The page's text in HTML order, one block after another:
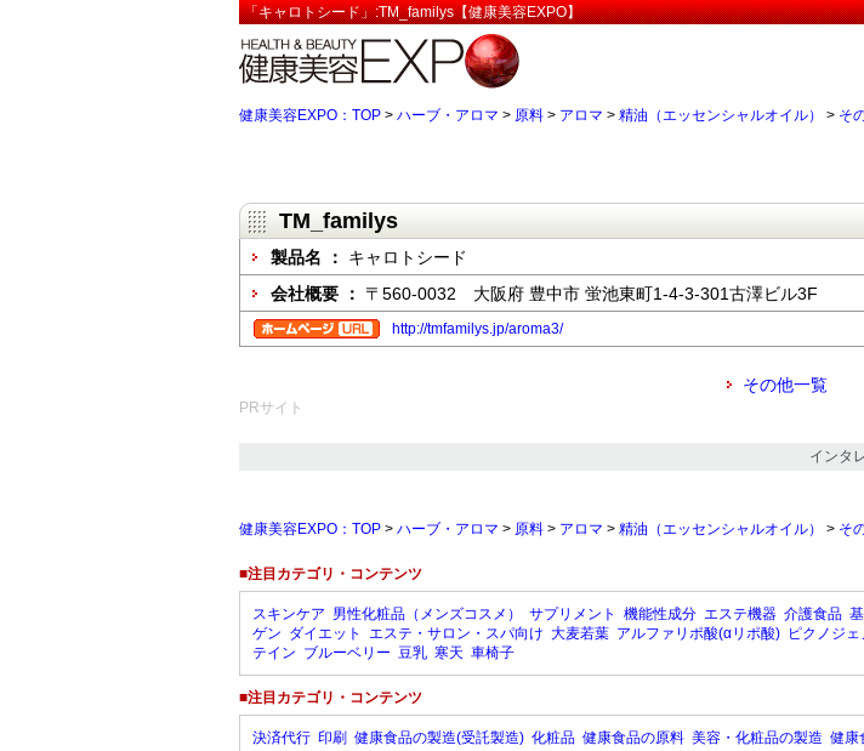
「キャロトシード」:TM_familys【健康美容EXPO】
健康美容EXPO：TOP > ハーブ・アロマ > 原料 > アロマ > 精油（エッセンシャルオイル） > そ
TM_familys
製品名 ： キャロトシード
会社概要 ： 〒560-0032 大阪府 豊中市 蛍池東町1-4-3-301古澤ビル3F
http://tmfamilys.jp/aroma3/
その他一覧
PRサイト
インタ
健康美容EXPO：TOP > ハーブ・アロマ > 原料 > アロマ > 精油（エッセンシャルオイル） > そ
■注目カテゴリ・コンテンツ
スキンケア 男性化粧品（メンズコスメ） サプリメント 機能性成分 エステ機器 介護食品
ゲン ダイエット エステ・サロン・スパ向け 大麦若葉 アルファリポ酸(αリポ酸) ピクノジ
テイン ブルーベリー 豆乳 寒天 車椅子
■注目カテゴリ・コンテンツ
決済代行 印刷 健康食品の製造(受託製造) 化粧品 健康食品の原料 美容・化粧品の製造 健康